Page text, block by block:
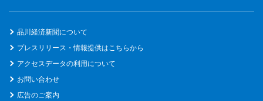
品川経済新聞について
プレスリリース・情報提供はこちらから
アクセスデータの利用について
お問い合わせ
広告のご案内